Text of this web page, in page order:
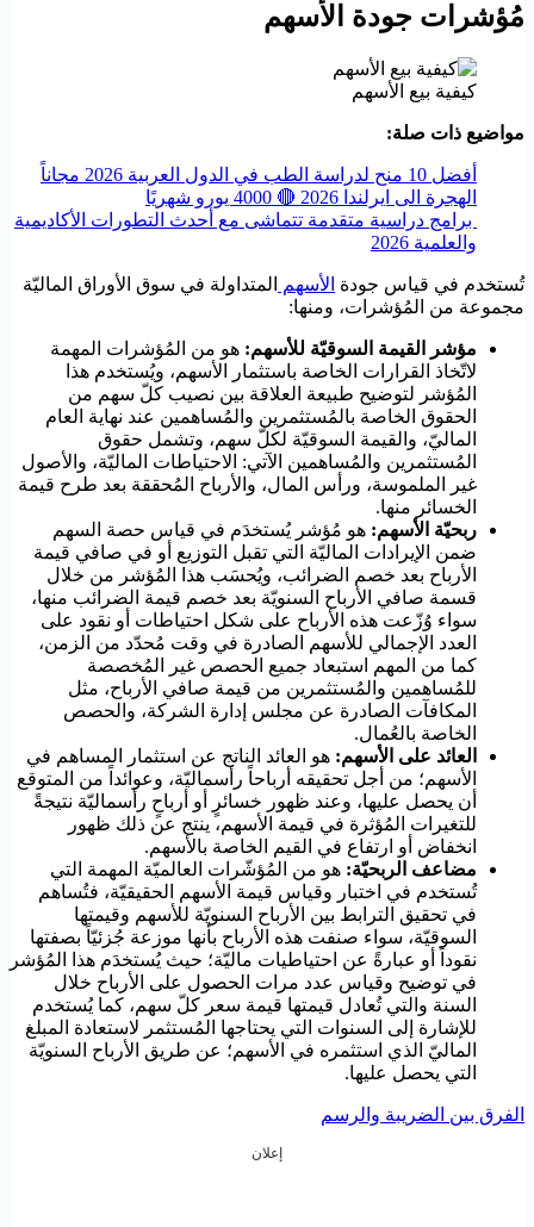
مُؤشرات جودة الأسهم
كيفية بيع الأسهم
مواضيع ذات صلة:
أفضل 10 منح لدراسة الطب في الدول العربية 2026 مجاناً
الهجرة الى ايرلندا 2026 🔴 4000 يورو شهريًا
برامج دراسية متقدمة تتماشى مع أحدث التطورات الأكاديمية
والعلمية 2026
تُستخدم في قياس جودة الأسهم
المتداولة في سوق الأوراق الماليّة
مجموعة من المُؤشرات، ومنها:
مؤشر القيمة السوقيّة للأسهم: هو من المُؤشرات المهمة
لاتّخاذ القرارات الخاصة باستثمار الأسهم، ويُستخدم هذا
المُؤشر لتوضيح طبيعة العلاقة بين نصيب كلّ سهم من
الحقوق الخاصة بالمُستثمرين والمُساهمين عند نهاية العام
الماليّ، والقيمة السوقيّة لكلّ سهم، وتشمل حقوق
المُستثمرين والمُساهمين الآتي: الاحتياطات الماليّة، والأصول
غير الملموسة، ورأس المال، والأرباح المُحققة بعد طرح قيمة
الخسائر منها.
ربحيّة الأسهم: هو مُؤشر يُستخدَم في قياس حصة السهم
ضمن الإيرادات الماليّة التي تقبل التوزيع أو في صافي قيمة
الأرباح بعد خصم الضرائب، ويُحسَب هذا المُؤشر من خلال
قسمة صافي الأرباح السنويّة بعد خصم قيمة الضرائب منها،
سواء وُزّعت هذه الأرباح على شكل احتياطات أو نقود على
العدد الإجمالي للأسهم الصادرة في وقت مُحدّد من الزمن،
كما من المهم استبعاد جميع الحصص غير المُخصصة
للمُساهمين والمُستثمرين من قيمة صافي الأرباح، مثل
المكافآت الصادرة عن مجلس إدارة الشركة، والحصص
الخاصة بالعُمال.
العائد على الأسهم: هو العائد الناتج عن استثمار المساهم في
الأسهم؛ من أجل تحقيقه أرباحاً رأسماليّة، وعوائداً من المتوقع
أن يحصل عليها، وعند ظهور خسائرٍ أو أرباحٍ رأسماليّة نتيجةً
للتغيرات المُؤثرة في قيمة الأسهم، ينتج عن ذلك ظهور
انخفاض أو ارتفاع في القيم الخاصة بالأسهم.
مضاعف الربحيّة: هو من المُؤشّرات العالميّة المهمة التي
تُستخدم في اختبار وقياس قيمة الأسهم الحقيقيّة، فتُساهم
في تحقيق الترابط بين الأرباح السنويّة للأسهم وقيمتها
السوقيّة، سواء صنفت هذه الأرباح بأنها موزعة جُزئيّاً بصفتها
نقوداً أو عبارةً عن احتياطيات ماليّة؛ حيث يُستخدَم هذا المُؤشر
في توضيح وقياس عدد مرات الحصول على الأرباح خلال
السنة والتي تُعادل قيمتها قيمة سعر كلّ سهم، كما يُستخدم
للإشارة إلى السنوات التي يحتاجها المُستثمر لاستعادة المبلغ
الماليّ الذي استثمره في الأسهم؛ عن طريق الأرباح السنويّة
التي يحصل عليها.
الفرق بين الضريبة والرسم
إعلان